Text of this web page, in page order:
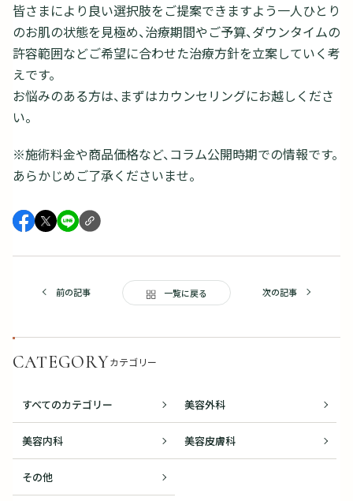
皆さまにより良い選択肢をご提案できますよう一人ひとり
のお肌の状態を見極め、治療期間やご予算、ダウンタイムの
許容範囲などご希望に合わせた治療方針を立案していく考
えです。
お悩みのある方は、まずはカウンセリングにお越しくださ
い。
※施術料金や商品価格など、コラム公開時期での情報です。
あらかじめご了承くださいませ。
前の記事 一覧に戻る 次の記事
CATEGORYカテゴリー
すべてのカテゴリー 美容外科
美容内科 美容皮膚科
その他